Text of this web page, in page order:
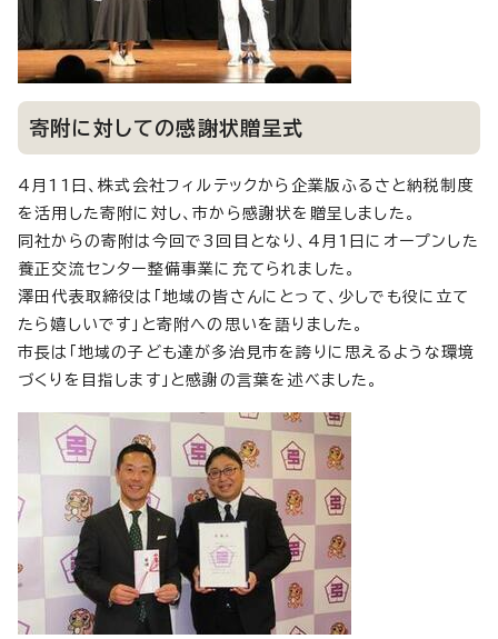
寄附に対しての感謝状贈呈式
4月11日、株式会社フィルテックから企業版ふるさと納税制度
を活用した寄附に対し、市から感謝状を贈呈しました。
同社からの寄附は今回で3回目となり、4月1日にオープンした
養正交流センター整備事業に充てられました。
澤田代表取締役は「地域の皆さんにとって、少しでも役に立て
たら嬉しいです」と寄附への思いを語りました。
市長は「地域の子ども達が多治見市を誇りに思えるような環境
づくりを目指します」と感謝の言葉を述べました。